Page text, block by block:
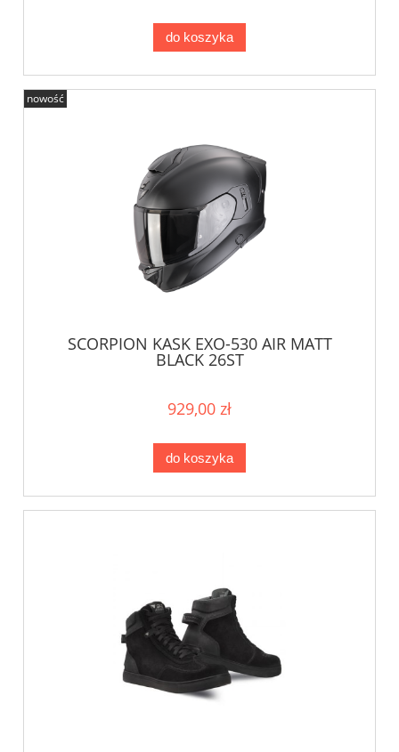
do koszyka
SCORPION KASK EXO-530 AIR MATT
BLACK 26ST
929,00 zł
do koszyka
nowość